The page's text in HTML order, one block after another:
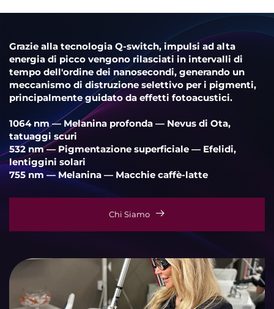
Grazie alla tecnologia Q-switch, impulsi ad alta
energia di picco vengono rilasciati in intervalli di
tempo dell'ordine dei nanosecondi, generando un
meccanismo di distruzione selettivo per i pigmenti,
principalmente guidato da effetti fotoacustici.
1064 nm — Melanina profonda — Nevus di Ota,
tatuaggi scuri
532 nm — Pigmentazione superficiale — Efelidi,
lentiggini solari
755 nm — Melanina — Macchie caffè-latte
Chi Siamo